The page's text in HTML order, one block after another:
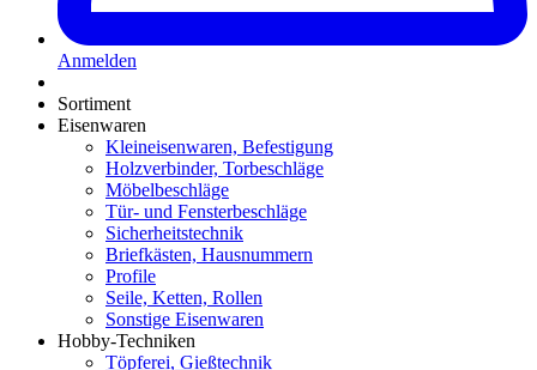
Anmelden
Sortiment
Eisenwaren
Kleineisenwaren, Befestigung
Holzverbinder, Torbeschläge
Möbelbeschläge
Tür- und Fensterbeschläge
Sicherheitstechnik
Briefkästen, Hausnummern
Profile
Seile, Ketten, Rollen
Sonstige Eisenwaren
Hobby-Techniken
Töpferei, Gießtechnik